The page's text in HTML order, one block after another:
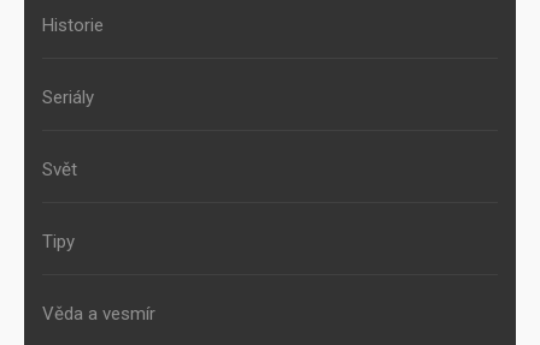
Historie
Seriály
Svět
Tipy
Věda a vesmír